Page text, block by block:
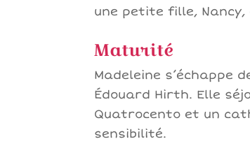
une petite fille, Nancy,
Maturité
Madeleine s’échappe
Édouard Hirth. Elle
Quatrocento et un
sensibilité.